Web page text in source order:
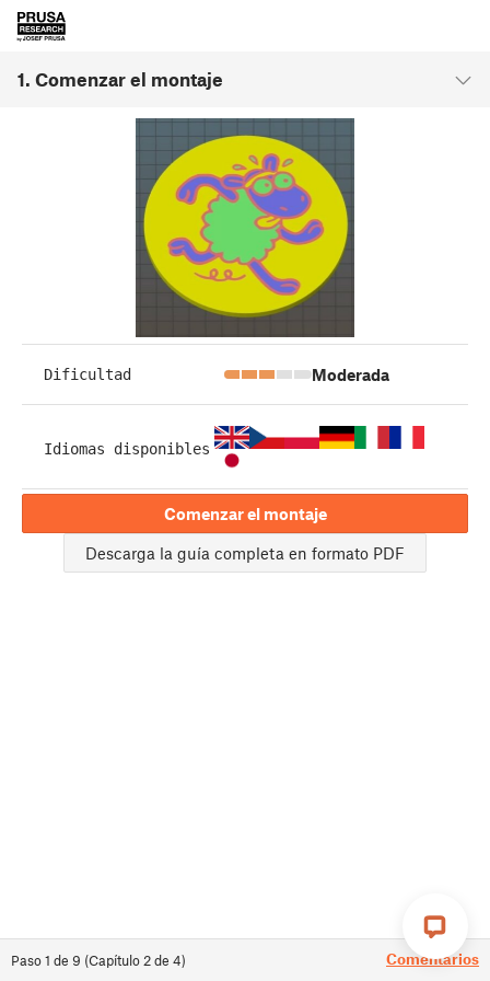
1. Comenzar el montaje
Paso1 de 9 (Capítulo 2de 4) Comentarios
Dificultad Moderada
Idiomas disponibles
Comenzar el montaje
Descarga la guía completa en formato PDF